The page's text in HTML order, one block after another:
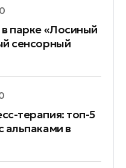
парке «Лосиный
сенсорный
терапия: топ-5
альпаками в